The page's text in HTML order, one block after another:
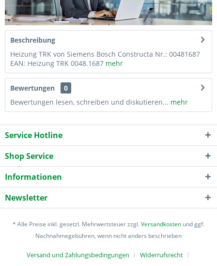
Beschreibung
Heizung TRK von Siemens Bosch Constructa Nr.: 00481687
EAN: Heizung TRK 0048.1687 mehr
Bewertungen
0
Bewertungen lesen, schreiben und diskutieren... mehr
Service Hotline
Shop Service
Informationen
Newsletter
* Alle Preise inkl. gesetzl. Mehrwertsteuer zzgl.Versandkosten und ggf.
Nachnahmegebühren, wenn nicht anders beschrieben
Versand und Zahlungsbedingungen Widerrufsrecht